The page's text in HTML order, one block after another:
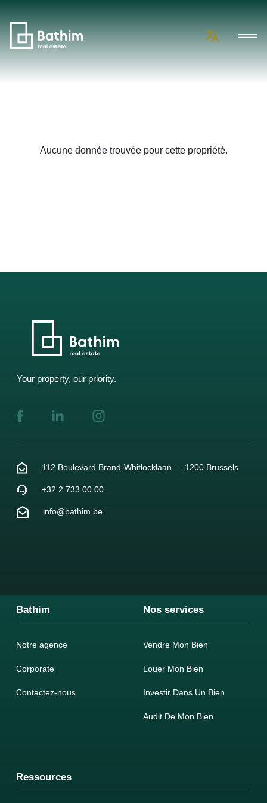
Aucune donnée trouvée pour cette propriété.
Your property, our priority.
112 Boulevard Brand-Whitlocklaan — 1200 Brussels
+32 2 733 00 00
info@bathim.be
Bathim Nos services
Notre agence
Corporate
Contactez-nous
Vendre Mon Bien
Louer Mon Bien
Investir Dans Un Bien
Audit De Mon Bien
Ressources